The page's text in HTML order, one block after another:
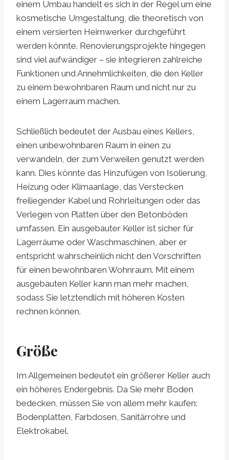
einem Umbau handelt es sich in der Regel um eine
kosmetische Umgestaltung, die theoretisch von
einem versierten Heimwerker durchgeführt
werden könnte. Renovierungsprojekte hingegen
sind viel aufwändiger – sie integrieren zahlreiche
Funktionen und Annehmlichkeiten, die den Keller
zu einem bewohnbaren Raum und nicht nur zu
einem Lagerraum machen.
Schließlich bedeutet der Ausbau eines Kellers,
einen unbewohnbaren Raum in einen zu
verwandeln, der zum Verweilen genutzt werden
kann. Dies könnte das Hinzufügen von Isolierung,
Heizung oder Klimaanlage, das Verstecken
freiliegender Kabel und Rohrleitungen oder das
Verlegen von Platten über den Betonböden
umfassen. Ein ausgebauter Keller ist sicher für
Lagerräume oder Waschmaschinen, aber er
entspricht wahrscheinlich nicht den Vorschriften
für einen bewohnbaren Wohnraum. Mit einem
ausgebauten Keller kann man mehr machen,
sodass Sie letztendlich mit höheren Kosten
rechnen können.
Größe
Im Allgemeinen bedeutet ein größerer Keller auch
ein höheres Endergebnis. Da Sie mehr Boden
bedecken, müssen Sie von allem mehr kaufen:
Bodenplatten, Farbdosen, Sanitärrohre und
Elektrokabel.